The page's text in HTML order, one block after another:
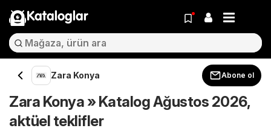
Kataloglar
Zara Konya Abone ol
Zara Konya » Katalog Ağustos 2026,
aktüel teklifler